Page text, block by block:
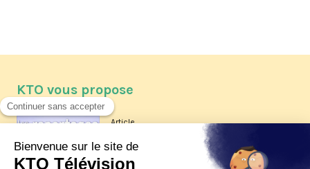
KTO vous propose
Article
Les reportages d'été 2026 de KTO